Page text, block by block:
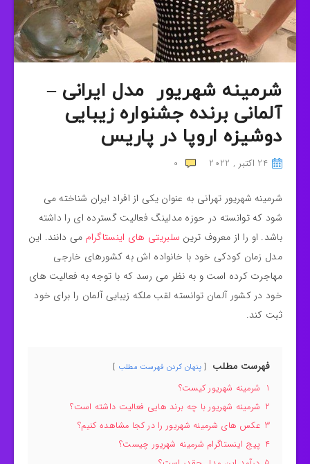
شرمینه شهریور مدل ایرانی –
آلمانی برنده جشنواره زیبایی
دوشیزه اروپا در پاریس
24 اکتبر , 2022 0
شرمینه شهریور تهرانی به عنوان یکی از افراد ایران شناخته می‌
شود که توانسته در حوزه مدلینگ فعالیت گسترده‌ ای را داشته
باشد. او را از معروف ترین سلبریتی های اینستاگرام می دانند. این
مدل زمان کودکی خود با خانواده اش به کشورهای خارجی
مهاجرت کرده است و به نظر می‌ رسد که با توجه به فعالیت‌ های
خود در کشور آلمان توانسته لقب ملکه زیبایی آلمان را برای خود
ثبت کند.
فهرست مطلب پنهان کردن فهرست مطلب
1 شرمینه شهریور کیست؟
2 شرمینه شهریور با چه برند هایی فعالیت داشته است؟
3 عکس های شرمینه شهریور را در کجا مشاهده کنیم؟
4 پیج اینستاگرام شرمینه شهریور چیست؟